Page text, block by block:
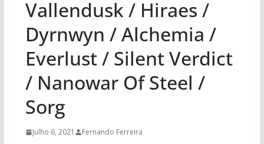
Vallendusk / Hiraes /
Dyrnwyn / Alchemia /
Everlust / Silent Verdict
/ Nanowar Of Steel /
Sorg
Julho 6, 2021 Fernando Ferreira